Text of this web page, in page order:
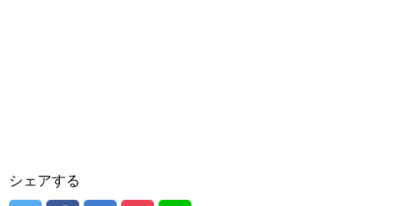
シェアする